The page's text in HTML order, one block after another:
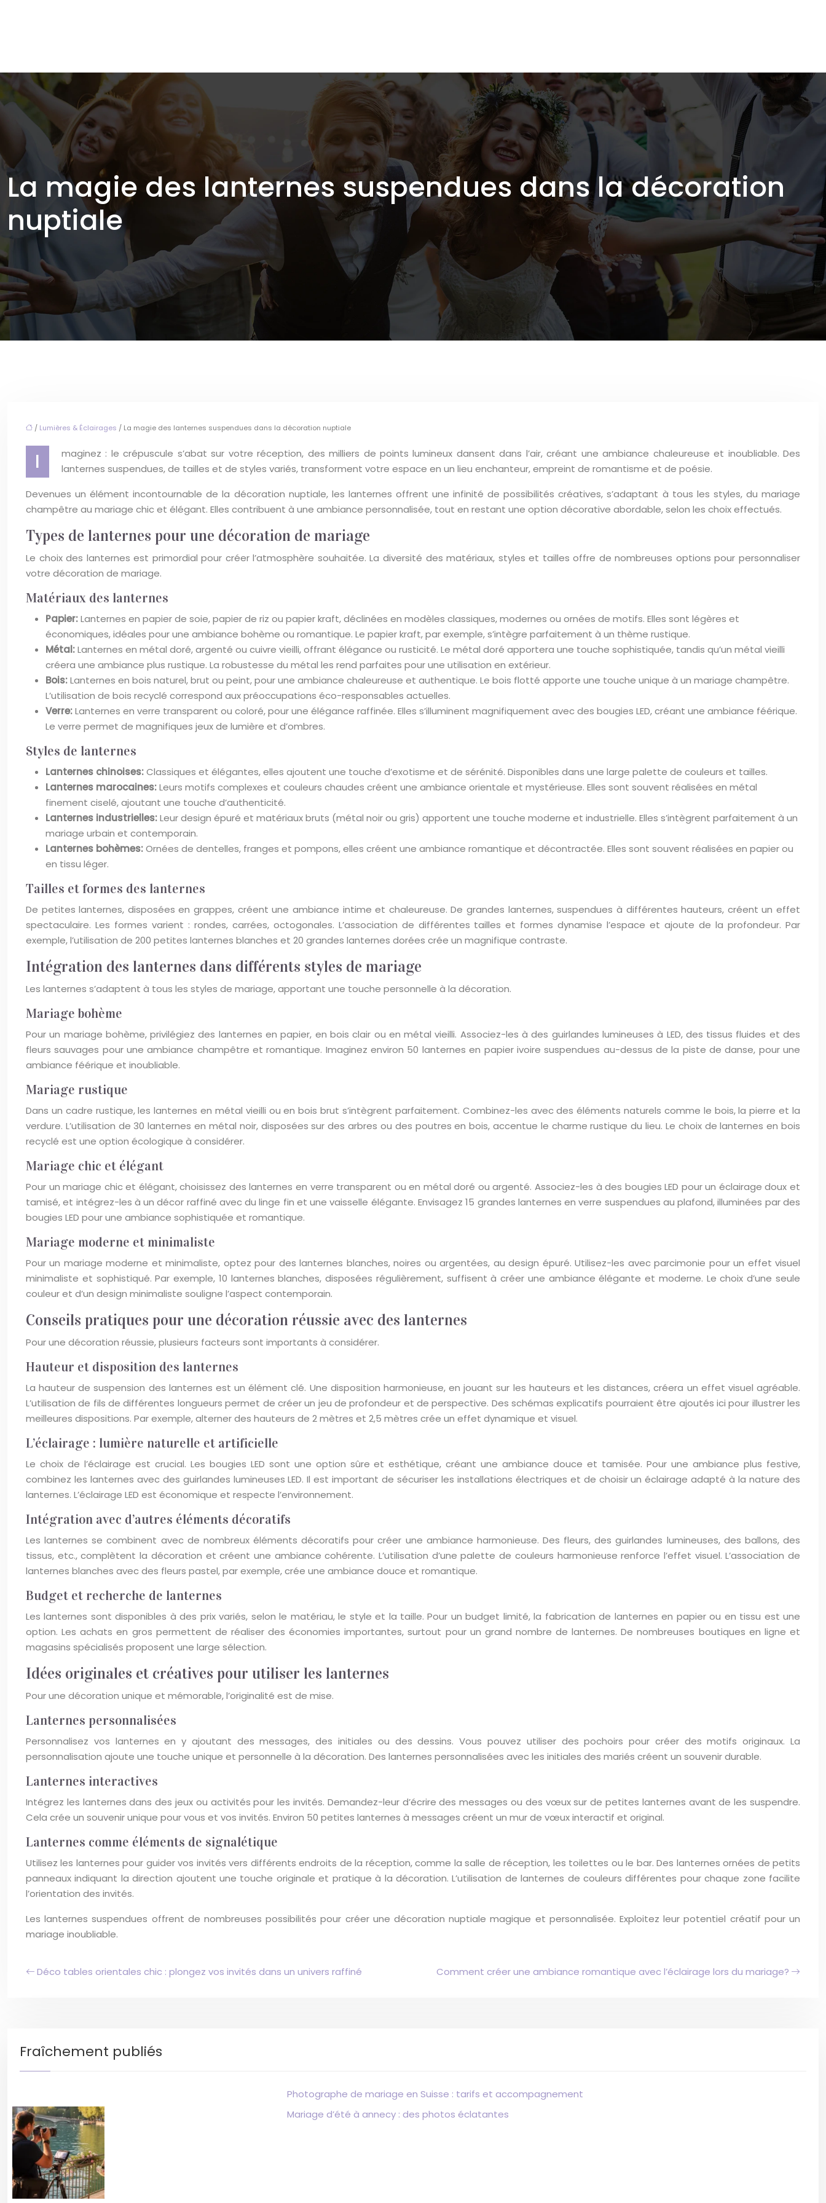
La magie des lanternes suspendues dans la décoration
nuptiale
/ Lumières & Éclairages / La magie des lanternes suspendues dans la décoration nuptiale
I
maginez : le crépuscule s’abat sur votre réception, des milliers de points lumineux dansent dans l’air, créant une ambiance chaleureuse et inoubliable. Des
lanternes suspendues, de tailles et de styles variés, transforment votre espace en un lieu enchanteur, empreint de romantisme et de poésie.
Devenues un élément incontournable de la décoration nuptiale, les lanternes offrent une infinité de possibilités créatives, s’adaptant à tous les styles, du mariage
champêtre au mariage chic et élégant. Elles contribuent à une ambiance personnalisée, tout en restant une option décorative abordable, selon les choix effectués.
Types de lanternes pour une décoration de mariage
Le choix des lanternes est primordial pour créer l’atmosphère souhaitée. La diversité des matériaux, styles et tailles offre de nombreuses options pour personnaliser
votre décoration de mariage.
Matériaux des lanternes
Papier:Lanternes en papier de soie, papier de riz ou papier kraft, déclinées en modèles classiques, modernes ou ornées de motifs. Elles sont légères et
économiques, idéales pour une ambiance bohème ou romantique. Le papier kraft, par exemple, s’intègre parfaitement à un thème rustique.
Métal:Lanternes en métal doré, argenté ou cuivre vieilli, offrant élégance ou rusticité. Le métal doré apportera une touche sophistiquée, tandis qu’un métal vieilli
créera une ambiance plus rustique. La robustesse du métal les rend parfaites pour une utilisation en extérieur.
Bois:Lanternes en bois naturel, brut ou peint, pour une ambiance chaleureuse et authentique. Le bois flotté apporte une touche unique à un mariage champêtre.
L’utilisation de bois recyclé correspond aux préoccupations éco-responsables actuelles.
Verre:Lanternes en verre transparent ou coloré, pour une élégance raffinée. Elles s’illuminent magnifiquement avec des bougies LED, créant une ambiance féérique.
Le verre permet de magnifiques jeux de lumière et d’ombres.
Styles de lanternes
Lanternes chinoises:Classiques et élégantes, elles ajoutent une touche d’exotisme et de sérénité. Disponibles dans une large palette de couleurs et tailles.
Lanternes marocaines:Leurs motifs complexes et couleurs chaudes créent une ambiance orientale et mystérieuse. Elles sont souvent réalisées en métal
finement ciselé, ajoutant une touche d’authenticité.
Lanternes industrielles:Leur design épuré et matériaux bruts (métal noir ou gris) apportent une touche moderne et industrielle. Elles s’intègrent parfaitement à un
mariage urbain et contemporain.
Lanternes bohèmes:Ornées de dentelles, franges et pompons, elles créent une ambiance romantique et décontractée. Elles sont souvent réalisées en papier ou
en tissu léger.
Tailles et formes des lanternes
De petites lanternes, disposées en grappes, créent une ambiance intime et chaleureuse. De grandes lanternes, suspendues à différentes hauteurs, créent un effet
spectaculaire. Les formes varient : rondes, carrées, octogonales. L’association de différentes tailles et formes dynamise l’espace et ajoute de la profondeur. Par
exemple, l’utilisation de 200 petites lanternes blanches et 20 grandes lanternes dorées crée un magnifique contraste.
Intégration des lanternes dans différents styles de mariage
Les lanternes s’adaptent à tous les styles de mariage, apportant une touche personnelle à la décoration.
Mariage bohème
Pour un mariage bohème, privilégiez des lanternes en papier, en bois clair ou en métal vieilli. Associez-les à des guirlandes lumineuses à LED, des tissus fluides et des
fleurs sauvages pour une ambiance champêtre et romantique. Imaginez environ 50 lanternes en papier ivoire suspendues au-dessus de la piste de danse, pour une
ambiance féérique et inoubliable.
Mariage rustique
Dans un cadre rustique, les lanternes en métal vieilli ou en bois brut s’intègrent parfaitement. Combinez-les avec des éléments naturels comme le bois, la pierre et la
verdure. L’utilisation de 30 lanternes en métal noir, disposées sur des arbres ou des poutres en bois, accentue le charme rustique du lieu. Le choix de lanternes en bois
recyclé est une option écologique à considérer.
Mariage chic et élégant
Pour un mariage chic et élégant, choisissez des lanternes en verre transparent ou en métal doré ou argenté. Associez-les à des bougies LED pour un éclairage doux et
tamisé, et intégrez-les à un décor raffiné avec du linge fin et une vaisselle élégante. Envisagez 15 grandes lanternes en verre suspendues au plafond, illuminées par des
bougies LED pour une ambiance sophistiquée et romantique.
Mariage moderne et minimaliste
Pour un mariage moderne et minimaliste, optez pour des lanternes blanches, noires ou argentées, au design épuré. Utilisez-les avec parcimonie pour un effet visuel
minimaliste et sophistiqué. Par exemple, 10 lanternes blanches, disposées régulièrement, suffisent à créer une ambiance élégante et moderne. Le choix d’une seule
couleur et d’un design minimaliste souligne l’aspect contemporain.
Conseils pratiques pour une décoration réussie avec des lanternes
Pour une décoration réussie, plusieurs facteurs sont importants à considérer.
Hauteur et disposition des lanternes
La hauteur de suspension des lanternes est un élément clé. Une disposition harmonieuse, en jouant sur les hauteurs et les distances, créera un effet visuel agréable.
L’utilisation de fils de différentes longueurs permet de créer un jeu de profondeur et de perspective. Des schémas explicatifs pourraient être ajoutés ici pour illustrer les
meilleures dispositions. Par exemple, alterner des hauteurs de 2 mètres et 2,5 mètres crée un effet dynamique et visuel.
L’éclairage : lumière naturelle et artificielle
Le choix de l’éclairage est crucial. Les bougies LED sont une option sûre et esthétique, créant une ambiance douce et tamisée. Pour une ambiance plus festive,
combinez les lanternes avec des guirlandes lumineuses LED. Il est important de sécuriser les installations électriques et de choisir un éclairage adapté à la nature des
lanternes. L’éclairage LED est économique et respecte l’environnement.
Intégration avec d’autres éléments décoratifs
Les lanternes se combinent avec de nombreux éléments décoratifs pour créer une ambiance harmonieuse. Des fleurs, des guirlandes lumineuses, des ballons, des
tissus, etc., complètent la décoration et créent une ambiance cohérente. L’utilisation d’une palette de couleurs harmonieuse renforce l’effet visuel. L’association de
lanternes blanches avec des fleurs pastel, par exemple, crée une ambiance douce et romantique.
Budget et recherche de lanternes
Les lanternes sont disponibles à des prix variés, selon le matériau, le style et la taille. Pour un budget limité, la fabrication de lanternes en papier ou en tissu est une
option. Les achats en gros permettent de réaliser des économies importantes, surtout pour un grand nombre de lanternes. De nombreuses boutiques en ligne et
magasins spécialisés proposent une large sélection.
Idées originales et créatives pour utiliser les lanternes
Pour une décoration unique et mémorable, l’originalité est de mise.
Lanternes personnalisées
Personnalisez vos lanternes en y ajoutant des messages, des initiales ou des dessins. Vous pouvez utiliser des pochoirs pour créer des motifs originaux. La
personnalisation ajoute une touche unique et personnelle à la décoration. Des lanternes personnalisées avec les initiales des mariés créent un souvenir durable.
Lanternes interactives
Intégrez les lanternes dans des jeux ou activités pour les invités. Demandez-leur d’écrire des messages ou des vœux sur de petites lanternes avant de les suspendre.
Cela crée un souvenir unique pour vous et vos invités. Environ 50 petites lanternes à messages créent un mur de vœux interactif et original.
Lanternes comme éléments de signalétique
Utilisez les lanternes pour guider vos invités vers différents endroits de la réception, comme la salle de réception, les toilettes ou le bar. Des lanternes ornées de petits
panneaux indiquant la direction ajoutent une touche originale et pratique à la décoration. L’utilisation de lanternes de couleurs différentes pour chaque zone facilite
l’orientation des invités.
Les lanternes suspendues offrent de nombreuses possibilités pour créer une décoration nuptiale magique et personnalisée. Exploitez leur potentiel créatif pour un
mariage inoubliable.
Déco tables orientales chic : plongez vos invités dans un univers raffiné Comment créer une ambiance romantique avec l’éclairage lors du mariage?
Fraîchement publiés
Photographe de mariage en Suisse : tarifs et accompagnement
Mariage d’été à annecy : des photos éclatantes